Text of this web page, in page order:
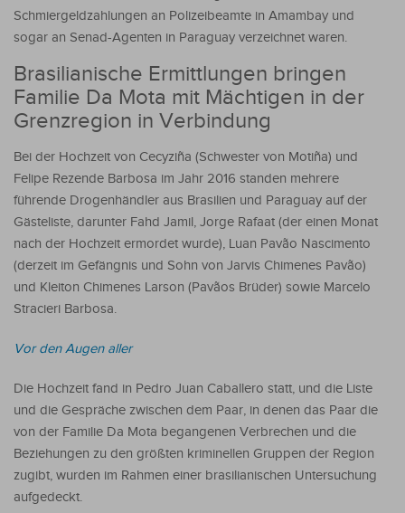
Schmiergeldzahlungen an Polizeibeamte in Amambay und
sogar an Senad-Agenten in Paraguay verzeichnet waren.
Brasilianische Ermittlungen bringen
Familie Da Mota mit Mächtigen in der
Grenzregion in Verbindung
Bei der Hochzeit von Cecyziña (Schwester von Motiña) und
Felipe Rezende Barbosa im Jahr 2016 standen mehrere
führende Drogenhändler aus Brasilien und Paraguay auf der
Gästeliste, darunter Fahd Jamil, Jorge Rafaat (der einen Monat
nach der Hochzeit ermordet wurde), Luan Pavão Nascimento
(derzeit im Gefängnis und Sohn von Jarvis Chimenes Pavão)
und Kleiton Chimenes Larson (Pavãos Brüder) sowie Marcelo
Stracieri Barbosa.
Vor den Augen aller
Die Hochzeit fand in Pedro Juan Caballero statt, und die Liste
und die Gespräche zwischen dem Paar, in denen das Paar die
von der Familie Da Mota begangenen Verbrechen und die
Beziehungen zu den größten kriminellen Gruppen der Region
zugibt, wurden im Rahmen einer brasilianischen Untersuchung
aufgedeckt.